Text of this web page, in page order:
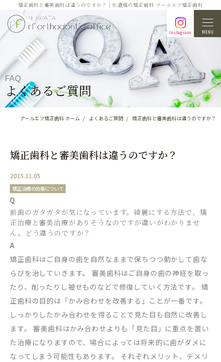
矯正歯科と審美歯科は違うのですか？｜水道橋の矯正歯科 アールエフ矯正歯科
Instagram MENU
FAQ
よくあるご質問
アールエフ矯正歯科 ホーム よくあるご質問 矯正歯科と審美歯科は違うのですか？
矯正歯科と審美歯科は違うのですか？
2015.11.05
矯正治療の効果について
Q
前歯のガタガタが気になっています。綺麗にする方法で、矯
正治療と審美治療がありそうなのですが違いがわかりませ
ん。どう違うのですか？
A
矯正歯科はご自身の歯を自然なままで保ちつつ動かして歯な
らびを治していきます。 審美歯科はご自身の歯の神経を取っ
たり、削ったりし被せものなどで修復していく方法です。 矯
正歯科の目的は「かみ合わせを改善する」ことが一番です。
しっかりしたかみ合わせを得ることで見た目も自然に改善し
ます。 審美歯科はかみ合わせよりも「見た目」に重点を置い
た治療になりますので、場合によっては将来的に歯がダメに
なってしまう可能性もあります。 それぞれメリット、デメリ